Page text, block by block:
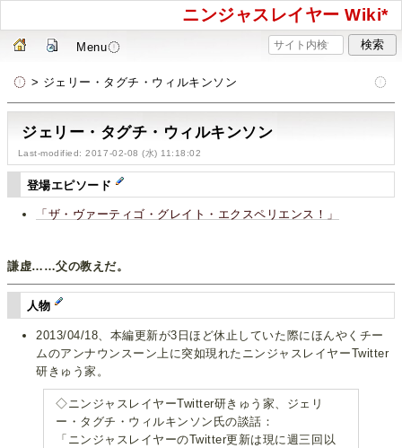
ニンジャスレイヤー Wiki*
Menu
> ジェリー・タグチ・ウィルキンソン
ジェリー・タグチ・ウィルキンソン
Last-modified: 2017-02-08 (水) 11:18:02
登場エピソード
「ザ・ヴァーティゴ・グレイト・エクスペリエンス！」
謙虚……父の教えだ。
人物
2013/04/18、本編更新が3日ほど休止していた際にほんやくチー
ムのアンナウンスーン上に突如現れたニンジャスレイヤーTwitter
研きゅう家。
◇ニンジャスレイヤーTwitter研きゅう家、ジェリ
ー・タグチ・ウィルキンソン氏の談話：
「ニンジャスレイヤーのTwitter更新は現に週三回以